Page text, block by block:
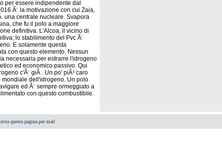
per essere indipendente dal
Ã¨ la motivazione con cui Zaia,
una centrale nucleare. Svapora
che fu il polo a maggiore
definitiva. L'Alcoa, il vicino di
lo stabilimento del Pvc Ã¨
E solamente questa
con questo elemento. Nessun
necessaria per estrarre l'idrogeno
ed economico passivo. Qui
c'Ã¨ giÃ . Un po' piÃ¹ caro
dell'idrogeno. Un polo
ed Ã¨ sempre ormeggiato a
con questo combustibile.
questa pagina per mail